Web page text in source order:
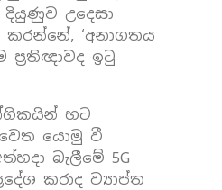
උදෙසා
‘අනාගතය
ප්‍රතිඥාවද ඉටු
හට
වෙත යොමු වී
බැලීමේ 5G
කරාද ව්‍යාප්ත